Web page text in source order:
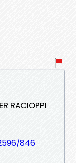
RACIOPPI
846